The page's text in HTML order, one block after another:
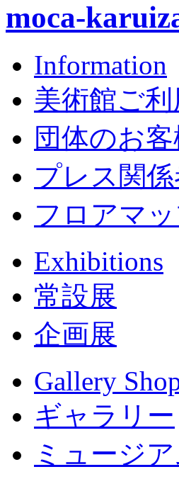
moca-
Information
美術館ご利
団体のお客
プレス関
フロアマ
Exhibitions
常設展
企画展
Gallery
ギャラリー
ミュージ